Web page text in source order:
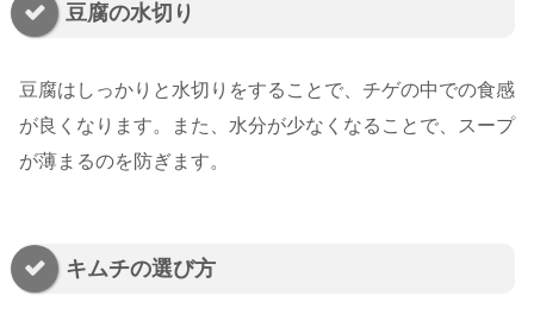
豆腐の水切り
豆腐はしっかりと水切りをすることで、チゲの中での食感
が良くなります。また、水分が少なくなることで、スープ
が薄まるのを防ぎます。
キムチの選び方